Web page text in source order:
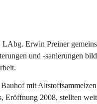
LAbg. Erwin Preiner
und -sanierungen
mit
Eröffnung 2008, stellten